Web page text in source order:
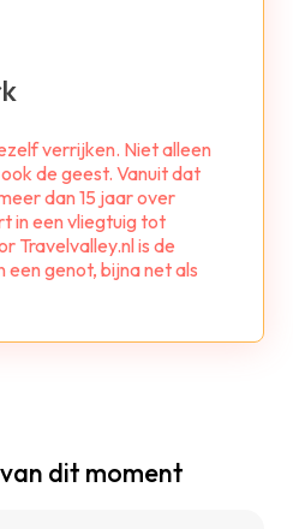
verrijken. Niet alleen
de geest. Vanuit dat
dan 15 jaar over
in een vliegtuig tot
Travelvalley.nl is de
een genot, bijna net als
dit moment